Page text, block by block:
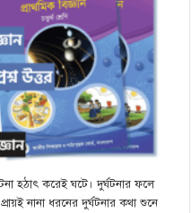
হঠাৎ করেই ঘটে। দুর্ঘটনার ফলে
নানা ধরনের দুর্ঘটনার কথা শুনে